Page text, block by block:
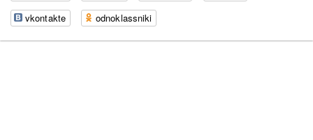
vkontakte
odnoklassniki